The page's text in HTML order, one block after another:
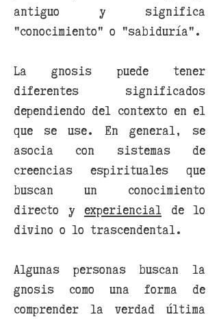
antiguo y significa
"conocimiento" o "sabiduría".
La gnosis puede tener
diferentes significados
dependiendo del contexto en el
que se use. En general, se
asocia con sistemas de
creencias espirituales que
buscan un conocimiento
directo y experiencial de lo
divino o lo trascendental.
Algunas personas buscan la
gnosis como una forma de
comprender la verdad última